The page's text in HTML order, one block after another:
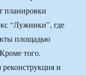
планировки
“Лужники”, где
площадью
того,
и